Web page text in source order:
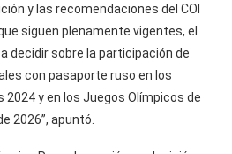
y las recomendaciones del COI
siguen plenamente vigentes, el
decidir sobre la participación de
con pasaporte ruso en los
2024 y en los Juegos Olímpicos de
2026”, apuntó.